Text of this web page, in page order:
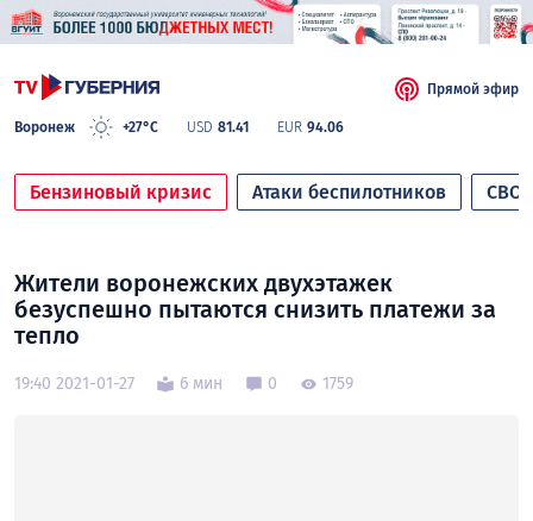
Воронеж +27°C USD 81.41 EUR 94.06
Прямой эфир
Бензиновый кризис Атаки беспилотников СВО
Жители воронежских двухэтажек
безуспешно пытаются снизить платежи за
тепло
19:40 2021-01-27 6 мин 0 1759